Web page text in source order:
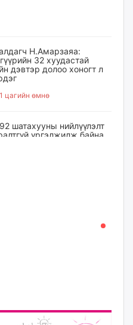
Н.Амарзаяа:
32 хуудастай
дэвтэр долоо хоногт л
цагийн өмнө
шатахууны нийлүүлэлт
үргэлжилж байна